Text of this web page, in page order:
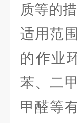
质等的措
适用范
的作业
苯、二
甲醛等